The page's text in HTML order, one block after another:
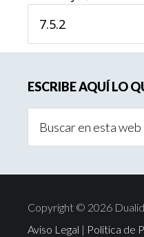
lateral
principal
ESCRIBE AQUÍ LO
Copyright © 2026
Aviso Legal | Política de